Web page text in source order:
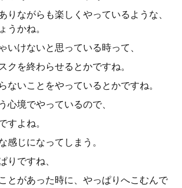
りながらも楽しくやっているような、
うかね。
いけないと思っている時って、
クを終わらせるとかですね。
ないことをやっているとかですね。
心境でやっているので、
すよね。
感じになってしまう。
りですね、
とがあった時に、やっぱりへこむんで